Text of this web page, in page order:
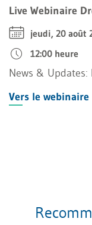
Live Webinaire
jeudi, 20 août
12:00 heure
News &
Vers le webinaire